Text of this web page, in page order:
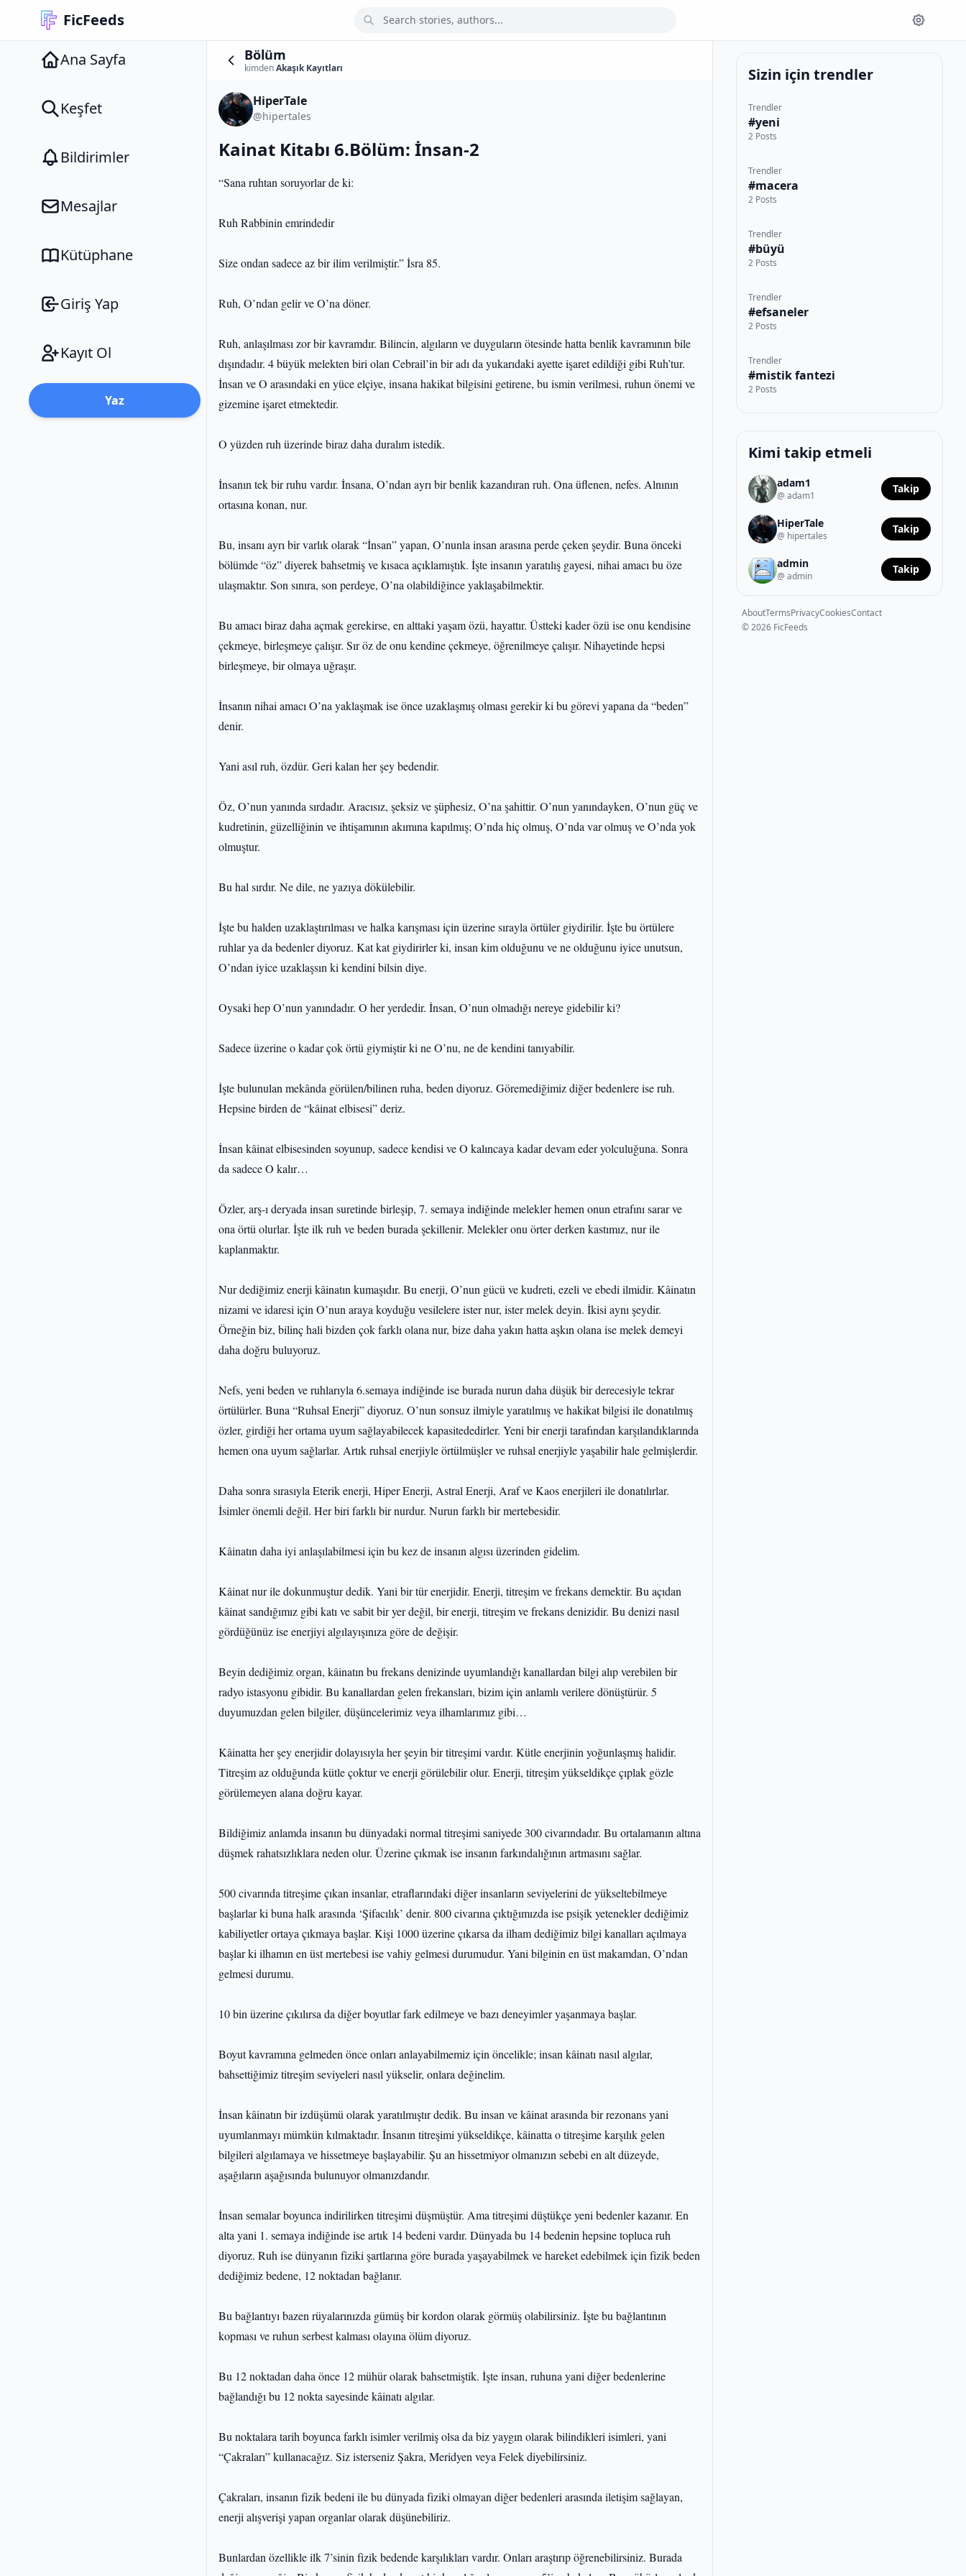
FicFeeds
Ana Sayfa
Keşfet
Bildirimler
Mesajlar
Kütüphane
Giriş Yap
Kayıt Ol
Yaz
Bölüm
kimdenAkaşık Kayıtları
HiperTale
@hipertales
Kainat Kitabı 6.Bölüm: İnsan-2
“Sana ruhtan soruyorlar de ki:
Ruh Rabbinin emrindedir
Size ondan sadece az bir ilim verilmiştir.” İsra 85.
Ruh, O’ndan gelir ve O’na döner.
Ruh, anlaşılması zor bir kavramdır. Bilincin, algıların ve duyguların ötesinde hatta benlik kavramının bile
dışındadır. 4 büyük melekten biri olan Cebrail’in bir adı da yukarıdaki ayette işaret edildiği gibi Ruh’tur.
İnsan ve O arasındaki en yüce elçiye, insana hakikat bilgisini getirene, bu ismin verilmesi, ruhun önemi ve
gizemine işaret etmektedir.
O yüzden ruh üzerinde biraz daha duralım istedik.
İnsanın tek bir ruhu vardır. İnsana, O’ndan ayrı bir benlik kazandıran ruh. Ona üflenen, nefes. Alnının
ortasına konan, nur.
Bu, insanı ayrı bir varlık olarak “İnsan” yapan, O’nunla insan arasına perde çeken şeydir. Buna önceki
bölümde “öz” diyerek bahsetmiş ve kısaca açıklamıştık. İşte insanın yaratılış gayesi, nihai amacı bu öze
ulaşmaktır. Son sınıra, son perdeye, O’na olabildiğince yaklaşabilmektir.
Bu amacı biraz daha açmak gerekirse, en alttaki yaşam özü, hayattır. Üstteki kader özü ise onu kendisine
çekmeye, birleşmeye çalışır. Sır öz de onu kendine çekmeye, öğrenilmeye çalışır. Nihayetinde hepsi
birleşmeye, bir olmaya uğraşır.
İnsanın nihai amacı O’na yaklaşmak ise önce uzaklaşmış olması gerekir ki bu görevi yapana da “beden”
denir.
Yani asıl ruh, özdür. Geri kalan her şey bedendir.
Öz, O’nun yanında sırdadır. Aracısız, şeksiz ve şüphesiz, O’na şahittir. O’nun yanındayken, O’nun güç ve
kudretinin, güzelliğinin ve ihtişamının akımına kapılmış; O’nda hiç olmuş, O’nda var olmuş ve O’nda yok
olmuştur.
Bu hal sırdır. Ne dile, ne yazıya dökülebilir.
İşte bu halden uzaklaştırılması ve halka karışması için üzerine sırayla örtüler giydirilir. İşte bu örtülere
ruhlar ya da bedenler diyoruz. Kat kat giydirirler ki, insan kim olduğunu ve ne olduğunu iyice unutsun,
O’ndan iyice uzaklaşsın ki kendini bilsin diye.
Oysaki hep O’nun yanındadır. O her yerdedir. İnsan, O’nun olmadığı nereye gidebilir ki?
Sadece üzerine o kadar çok örtü giymiştir ki ne O’nu, ne de kendini tanıyabilir.
İşte bulunulan mekânda görülen/bilinen ruha, beden diyoruz. Göremediğimiz diğer bedenlere ise ruh.
Hepsine birden de “kâinat elbisesi” deriz.
İnsan kâinat elbisesinden soyunup, sadece kendisi ve O kalıncaya kadar devam eder yolculuğuna. Sonra
da sadece O kalır…
Özler, arş-ı deryada insan suretinde birleşip, 7. semaya indiğinde melekler hemen onun etrafını sarar ve
ona örtü olurlar. İşte ilk ruh ve beden burada şekillenir. Melekler onu örter derken kastımız, nur ile
kaplanmaktır.
Nur dediğimiz enerji kâinatın kumaşıdır. Bu enerji, O’nun gücü ve kudreti, ezeli ve ebedi ilmidir. Kâinatın
nizami ve idaresi için O’nun araya koyduğu vesilelere ister nur, ister melek deyin. İkisi aynı şeydir.
Örneğin biz, bilinç hali bizden çok farklı olana nur, bize daha yakın hatta aşkın olana ise melek demeyi
daha doğru buluyoruz.
Nefs, yeni beden ve ruhlarıyla 6.semaya indiğinde ise burada nurun daha düşük bir derecesiyle tekrar
örtülürler. Buna “Ruhsal Enerji” diyoruz. O’nun sonsuz ilmiyle yaratılmış ve hakikat bilgisi ile donatılmış
özler, girdiği her ortama uyum sağlayabilecek kapasitededirler. Yeni bir enerji tarafından karşılandıklarında
hemen ona uyum sağlarlar. Artık ruhsal enerjiyle örtülmüşler ve ruhsal enerjiyle yaşabilir hale gelmişlerdir.
Daha sonra sırasıyla Eterik enerji, Hiper Enerji, Astral Enerji, Araf ve Kaos enerjileri ile donatılırlar.
İsimler önemli değil. Her biri farklı bir nurdur. Nurun farklı bir mertebesidir.
Kâinatın daha iyi anlaşılabilmesi için bu kez de insanın algısı üzerinden gidelim.
Kâinat nur ile dokunmuştur dedik. Yani bir tür enerjidir. Enerji, titreşim ve frekans demektir. Bu açıdan
kâinat sandığımız gibi katı ve sabit bir yer değil, bir enerji, titreşim ve frekans denizidir. Bu denizi nasıl
gördüğünüz ise enerjiyi algılayışınıza göre de değişir.
Beyin dediğimiz organ, kâinatın bu frekans denizinde uyumlandığı kanallardan bilgi alıp verebilen bir
radyo istasyonu gibidir. Bu kanallardan gelen frekansları, bizim için anlamlı verilere dönüştürür. 5
duyumuzdan gelen bilgiler, düşüncelerimiz veya ilhamlarımız gibi…
Kâinatta her şey enerjidir dolayısıyla her şeyin bir titreşimi vardır. Kütle enerjinin yoğunlaşmış halidir.
Titreşim az olduğunda kütle çoktur ve enerji görülebilir olur. Enerji, titreşim yükseldikçe çıplak gözle
görülemeyen alana doğru kayar.
Bildiğimiz anlamda insanın bu dünyadaki normal titreşimi saniyede 300 civarındadır. Bu ortalamanın altına
düşmek rahatsızlıklara neden olur. Üzerine çıkmak ise insanın farkındalığının artmasını sağlar.
500 civarında titreşime çıkan insanlar, etraflarındaki diğer insanların seviyelerini de yükseltebilmeye
başlarlar ki buna halk arasında ‘Şifacılık’ denir. 800 civarına çıktığımızda ise psişik yetenekler dediğimiz
kabiliyetler ortaya çıkmaya başlar. Kişi 1000 üzerine çıkarsa da ilham dediğimiz bilgi kanalları açılmaya
başlar ki ilhamın en üst mertebesi ise vahiy gelmesi durumudur. Yani bilginin en üst makamdan, O’ndan
gelmesi durumu.
10 bin üzerine çıkılırsa da diğer boyutlar fark edilmeye ve bazı deneyimler yaşanmaya başlar.
Boyut kavramına gelmeden önce onları anlayabilmemiz için öncelikle; insan kâinatı nasıl algılar,
bahsettiğimiz titreşim seviyeleri nasıl yükselir, onlara değinelim.
İnsan kâinatın bir izdüşümü olarak yaratılmıştır dedik. Bu insan ve kâinat arasında bir rezonans yani
uyumlanmayı mümkün kılmaktadır. İnsanın titreşimi yükseldikçe, kâinatta o titreşime karşılık gelen
bilgileri algılamaya ve hissetmeye başlayabilir. Şu an hissetmiyor olmanızın sebebi en alt düzeyde,
aşağıların aşağısında bulunuyor olmanızdandır.
İnsan semalar boyunca indirilirken titreşimi düşmüştür. Ama titreşimi düştükçe yeni bedenler kazanır. En
alta yani 1. semaya indiğinde ise artık 14 bedeni vardır. Dünyada bu 14 bedenin hepsine topluca ruh
diyoruz. Ruh ise dünyanın fiziki şartlarına göre burada yaşayabilmek ve hareket edebilmek için fizik beden
dediğimiz bedene, 12 noktadan bağlanır.
Bu bağlantıyı bazen rüyalarınızda gümüş bir kordon olarak görmüş olabilirsiniz. İşte bu bağlantının
kopması ve ruhun serbest kalması olayına ölüm diyoruz.
Bu 12 noktadan daha önce 12 mühür olarak bahsetmiştik. İşte insan, ruhuna yani diğer bedenlerine
bağlandığı bu 12 nokta sayesinde kâinatı algılar.
Bu noktalara tarih boyunca farklı isimler verilmiş olsa da biz yaygın olarak bilindikleri isimleri, yani
“Çakraları” kullanacağız. Siz isterseniz Şakra, Meridyen veya Felek diyebilirsiniz.
Çakraları, insanın fizik bedeni ile bu dünyada fiziki olmayan diğer bedenleri arasında iletişim sağlayan,
enerji alışverişi yapan organlar olarak düşünebiliriz.
Bunlardan özellikle ilk 7’sinin fizik bedende karşılıkları vardır. Onları araştırıp öğrenebilirsiniz. Burada
Sizin için trendler
Trendler
#yeni
2 Posts
Trendler
#macera
2 Posts
Trendler
#büyü
2 Posts
Trendler
#efsaneler
2 Posts
Trendler
#mistik fantezi
2 Posts
Kimi takip etmeli
adam1
@ adam1
Takip
HiperTale
@ hipertales
Takip
admin
@ admin
Takip
AboutTermsPrivacyCookiesContact
© 2026 FicFeeds